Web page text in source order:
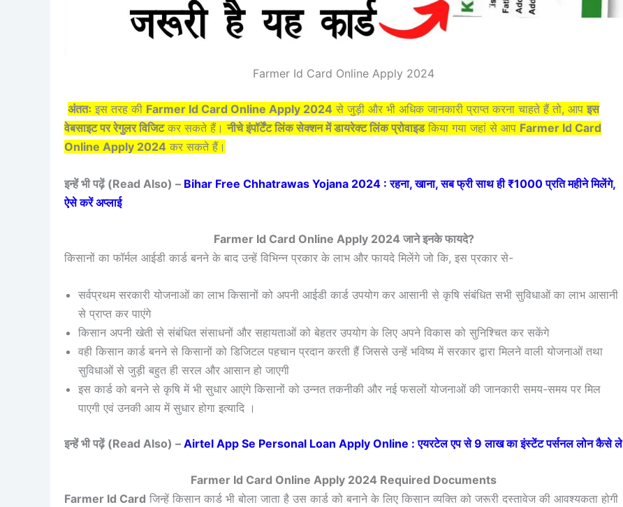
Farmer Id Card Online Apply 2024
अंततः इस तरह की Farmer Id Card Online Apply 2024 से जुड़ी और भी अधिक जानकारी प्राप्त करना चाहते हैं तो, आप इस
वेबसाइट पर रेगुलर विजिटकर सकते हैं। नीचे इंपॉर्टेंट लिंक सेक्शन में डायरेक्ट लिंक प्रोवाइडकिया गया जहां से आप Farmer Id Card
Online Apply 2024 कर सकते हैं।
इन्हें भी पढ़ें (Read Also) – Bihar Free Chhatrawas Yojana 2024 : रहना, खाना, सब फ्री साथ ही ₹1000 प्रति महीने मिलेंगे,
ऐसे करें अप्लाई
Farmer Id Card Online Apply 2024 जाने इनके फायदे?
किसानों का फॉर्मल आईडी कार्ड बनने के बाद उन्हें विभिन्न प्रकार के लाभ और फायदे मिलेंगे जो कि, इस प्रकार से-
सर्वप्रथम सरकारी योजनाओं का लाभ किसानों को अपनी आईडी कार्ड उपयोग कर आसानी से कृषि संबंधित सभी सुविधाओं का लाभ आसानी
से प्राप्त कर पाएंगे
किसान अपनी खेती से संबंधित संसाधनों और सहायताओं को बेहतर उपयोग के लिए अपने विकास को सुनिश्चित कर सकेंगे
वही किसान कार्ड बनने से किसानों को डिजिटल पहचान प्रदान करती हैं जिससे उन्हें भविष्य में सरकार द्वारा मिलने वाली योजनाओं तथा
सुविधाओं से जुड़ी बहुत ही सरल और आसान हो जाएगी
इस कार्ड को बनने से कृषि में भी सुधार आएंगे किसानों को उन्नत तकनीकी और नई फसलों योजनाओं की जानकारी समय-समय पर मिल
पाएगी एवं उनकी आय में सुधार होगा इत्यादि ।
इन्हें भी पढ़ें (Read Also) – Airtel App Se Personal Loan Apply Online : एयरटेल एप से 9 लाख का इंस्टेंट पर्सनल लोन कैसे ले
Farmer Id Card Online Apply 2024 Required Documents
Farmer Id Card जिन्हें किसान कार्ड भी बोला जाता है उस कार्ड को बनाने के लिए किसान व्यक्ति को जरूरी दस्तावेज की आवश्यकता होगी